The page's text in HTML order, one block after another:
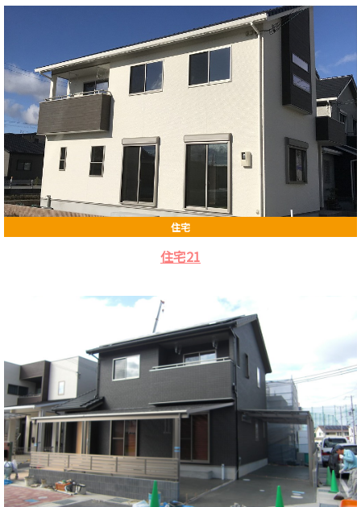
住宅
住宅21